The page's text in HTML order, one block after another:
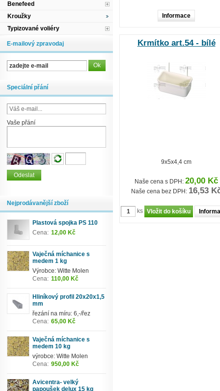
Informace
Krmítko art.54 - bílé
9x5x4,4 cm
Naše cena s DPH: 20,00 Kč
Naše cena bez DPH: 16,53
ks
Benefeed
Kroužky
Typizované voliéry
E-mailový zpravodaj
Speciální přání
Vaše přání
Nejprodávanější zboží
Plastová spojka PS 110
Cena: 12,00 Kč
Vaječná míchanice s
medem 1 kg
Výrobce: Witte Molen
Cena: 110,00 Kč
Hliníkový profil 20x20x1,5
mm
řezání na míru: 6,-/řez
Cena: 65,00 Kč
Vaječná míchanice s
medem 10 kg
výrobce: Witte Molen
Cena: 950,00 Kč
Avicentra- velký
papoušek delux 15 kg